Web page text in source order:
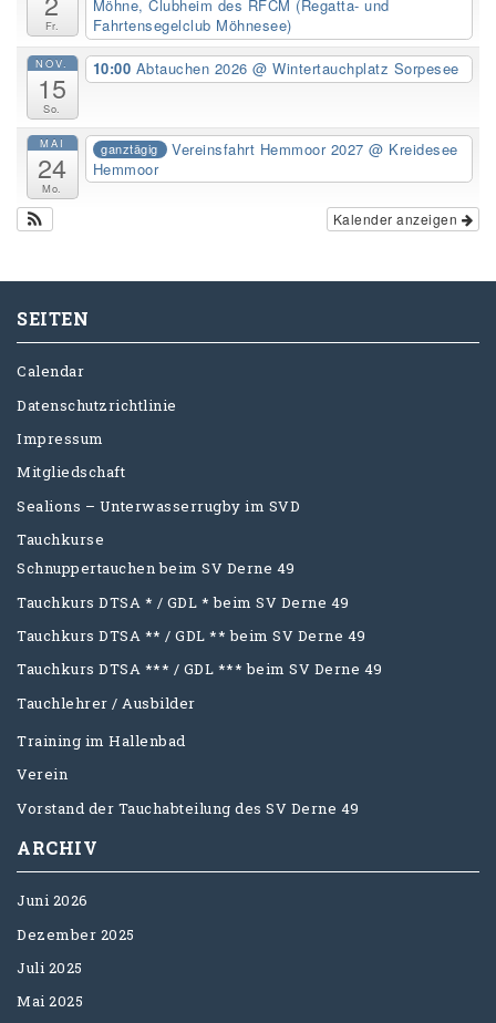
Fr.
Möhne, Clubheim des RFCM (Regatta- und
Fahrtensegelclub Möhnesee)
NOV.
15
So.
10:00 Abtauchen 2026@ Wintertauchplatz Sorpesee
MAI
24
Mo.
ganztägig Vereinsfahrt Hemmoor 2027@ Kreidesee
Hemmoor
Kalender anzeigen
SEITEN
Calendar
Datenschutzrichtlinie
Impressum
Mitgliedschaft
Sealions – Unterwasserrugby im SVD
Tauchkurse
Schnuppertauchen beim SV Derne 49
Tauchkurs DTSA * / GDL * beim SV Derne 49
Tauchkurs DTSA ** / GDL ** beim SV Derne 49
Tauchkurs DTSA *** / GDL *** beim SV Derne 49
Tauchlehrer / Ausbilder
Training im Hallenbad
Verein
Vorstand der Tauchabteilung des SV Derne 49
ARCHIV
Juni 2026
Dezember 2025
Juli 2025
Mai 2025